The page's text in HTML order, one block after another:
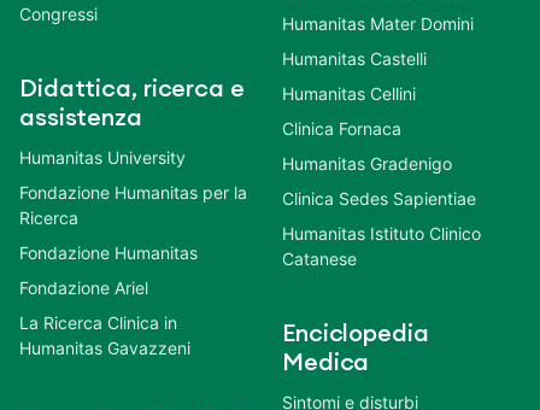
Congressi
Didattica, ricerca e
assistenza
Humanitas University
Fondazione Humanitas per la
Ricerca
Fondazione Humanitas
Fondazione Ariel
La Ricerca Clinica in
Humanitas Gavazzeni
Humanitas Mater Domini
Humanitas Castelli
Humanitas Cellini
Clinica Fornaca
Humanitas Gradenigo
Clinica Sedes Sapientiae
Humanitas Istituto Clinico
Catanese
Enciclopedia
Medica
Sintomi e disturbi